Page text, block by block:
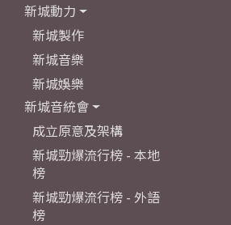
新城動力
新城製作
新城音樂
新城娛樂
新城音統會
成立原意及架構
新城勁爆流行榜 - 本地
榜
新城勁爆流行榜 - 外語
榜